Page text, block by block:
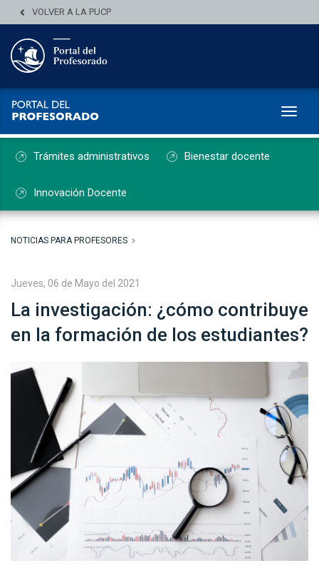
VOLVER A LA PUCP
Trámites administrativos Bienestar docente
Innovación Docente
NOTICIAS PARA PROFESORES
Jueves, 06 de Mayo del 2021
La investigación: ¿cómo contribuye
en la formación de los estudiantes?